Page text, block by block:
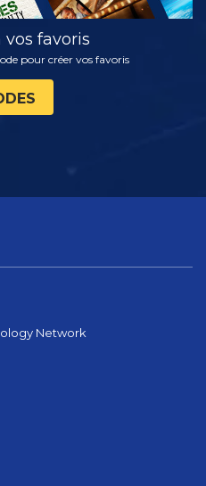
favoris
pour créer vos favoris
Network